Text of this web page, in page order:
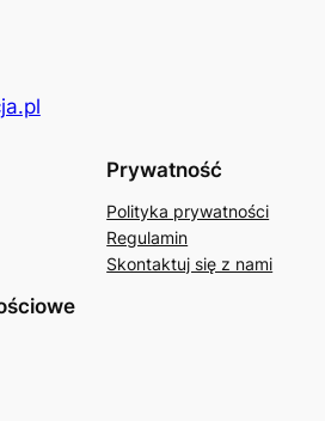
Prywatność
Polityka prywatności
Regulamin
Skontaktuj się z nami